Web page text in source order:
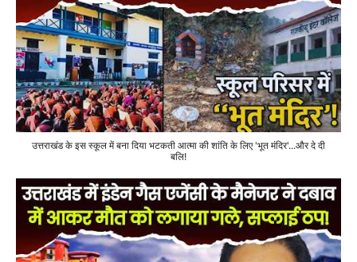
उत्तराखंड के इस स्कूल में बना दिया भटकती आत्मा की शांति के लिए 'भूत मंदिर'...और दे दी
बलि!